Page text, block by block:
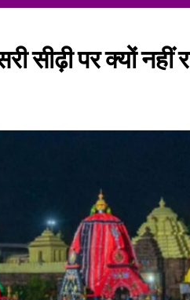
सीढ़ी पर क्यों